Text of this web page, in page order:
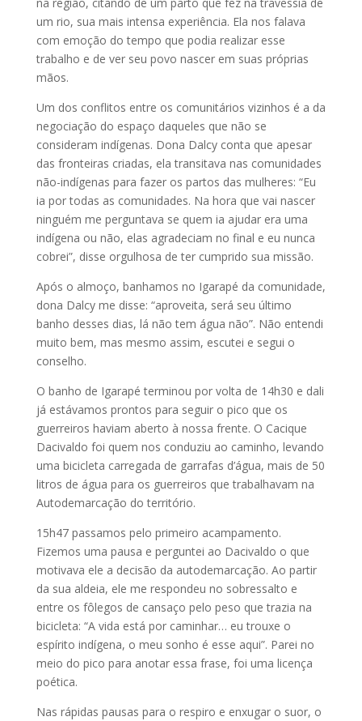
um rio, sua mais intensa experiência. Ela nos falava
com emoção do tempo que podia realizar esse
trabalho e de ver seu povo nascer em suas próprias
mãos.
Um dos conflitos entre os comunitários vizinhos é a da
negociação do espaço daqueles que não se
consideram indígenas. Dona Dalcy conta que apesar
das fronteiras criadas, ela transitava nas comunidades
não-indígenas para fazer os partos das mulheres: “Eu
ia por todas as comunidades. Na hora que vai nascer
ninguém me perguntava se quem ia ajudar era uma
indígena ou não, elas agradeciam no final e eu nunca
cobrei”, disse orgulhosa de ter cumprido sua missão.
Após o almoço, banhamos no Igarapé da comunidade,
dona Dalcy me disse: “aproveita, será seu último
banho desses dias, lá não tem água não”. Não entendi
muito bem, mas mesmo assim, escutei e segui o
conselho.
O banho de Igarapé terminou por volta de 14h30 e dali
já estávamos prontos para seguir o pico que os
guerreiros haviam aberto à nossa frente. O Cacique
Dacivaldo foi quem nos conduziu ao caminho, levando
uma bicicleta carregada de garrafas d’água, mais de 50
litros de água para os guerreiros que trabalhavam na
Autodemarcação do território.
15h47 passamos pelo primeiro acampamento.
Fizemos uma pausa e perguntei ao Dacivaldo o que
motivava ele a decisão da autodemarcação. Ao partir
da sua aldeia, ele me respondeu no sobressalto e
entre os fôlegos de cansaço pelo peso que trazia na
bicicleta: “A vida está por caminhar… eu trouxe o
espírito indígena, o meu sonho é esse aqui”. Parei no
meio do pico para anotar essa frase, foi uma licença
poética.
Nas rápidas pausas para o respiro e enxugar o suor, o